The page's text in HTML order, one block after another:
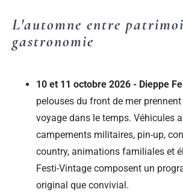
L'automne entre
gastronomie
10 et 11 octobre 2026 - Dieppe
pelouses du front de mer
voyage dans le temps. Véhicules
campements militaires, pin-up,
country, animations familiales et
Festi-Vintage composent un
original que convivial.